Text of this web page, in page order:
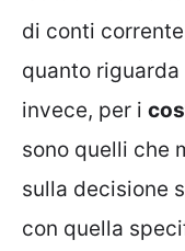
di conti
quanto
invece, per i
sono quelli che
sulla decisione
con quella